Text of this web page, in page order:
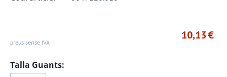
10,13€
preus sense IVA
Talla Guants: